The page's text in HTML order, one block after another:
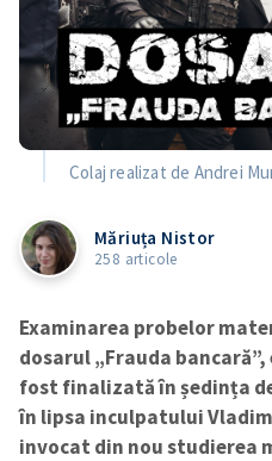
Colaj realizat de Andrei
Măriuța Nistor
258 articole
Examinarea probelor
dosarul „Frauda
fost finalizată în ședința
în lipsa inculpatului
invocat din nou studierea